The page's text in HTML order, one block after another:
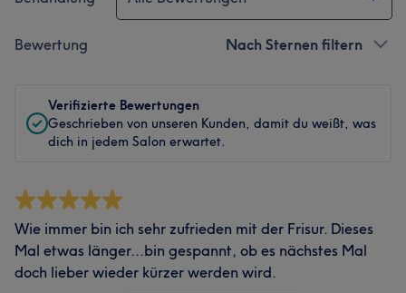
Bewertung Nach Sternen filtern
Verifizierte Bewertungen
Geschrieben von unseren Kunden, damit du weißt, was
dich in jedem Salon erwartet.
Wie immer bin ich sehr zufrieden mit der Frisur. Dieses
Mal etwas länger...bin gespannt, ob es nächstes Mal
doch lieber wieder kürzer werden wird.